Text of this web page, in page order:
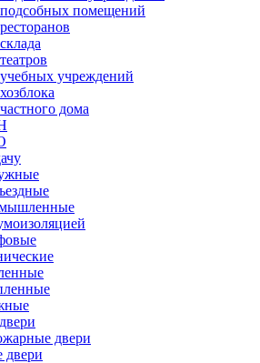
помещений
учреждений
дома
двери
двери